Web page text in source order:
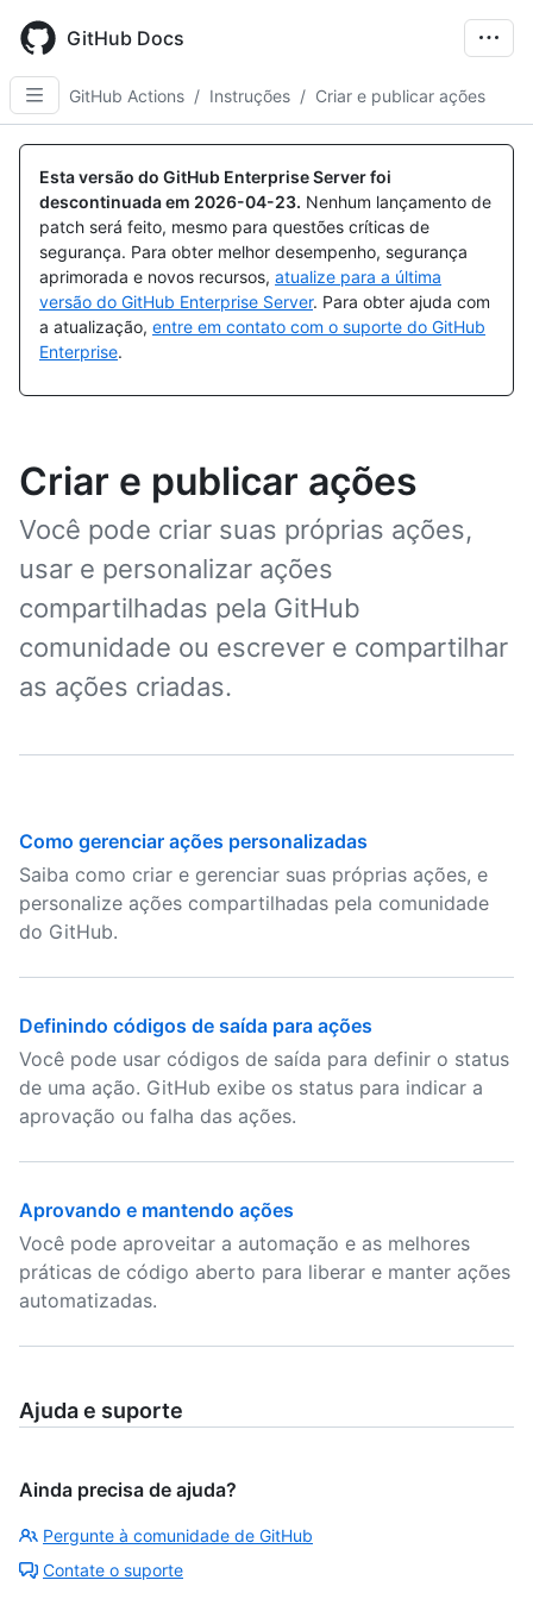
main
content
GitHub Docs
GitHub Actions / Instruções / Criar e publicar ações
Esta versão do GitHub Enterprise Server foi
descontinuada em 2026-04-23. Nenhum lançamento de
patch será feito, mesmo para questões críticas de
segurança. Para obter melhor desempenho, segurança
aprimorada e novos recursos, atualize para a última
versão do GitHub Enterprise Server. Para obter ajuda com
a atualização, entre em contato com o suporte do GitHub
Enterprise.
Criar e publicar ações
Você pode criar suas próprias ações,
usar e personalizar ações
compartilhadas pela GitHub
comunidade ou escrever e compartilhar
as ações criadas.
Como gerenciar ações personalizadas
Saiba como criar e gerenciar suas próprias ações, e
personalize ações compartilhadas pela comunidade
do GitHub.
Definindo códigos de saída para ações
Você pode usar códigos de saída para definir o status
de uma ação. GitHub exibe os status para indicar a
aprovação ou falha das ações.
Aprovando e mantendo ações
Você pode aproveitar a automação e as melhores
práticas de código aberto para liberar e manter ações
automatizadas.
Ajuda e suporte
Ainda precisa de ajuda?
Pergunte à comunidade de GitHub
Contate o suporte